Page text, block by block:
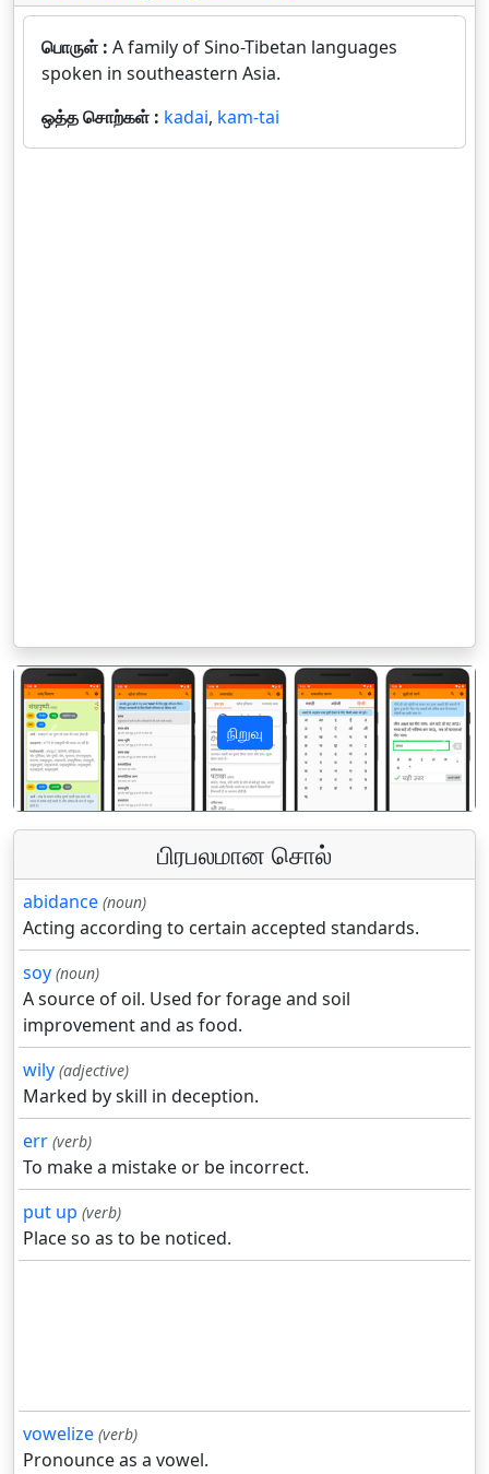
பொருள் : A family of Sino-Tibetan languages
spoken in southeastern Asia.
ஒத்த சொற்கள் : kadai, kam-tai
நிறுவு
पिछला अगला
பிரபலமான சொல்
abidance (noun)
Acting according to certain accepted standards.
soy (noun)
A source of oil. Used for forage and soil
improvement and as food.
wily (adjective)
Marked by skill in deception.
err (verb)
To make a mistake or be incorrect.
put up (verb)
Place so as to be noticed.
vowelize (verb)
Pronounce as a vowel.